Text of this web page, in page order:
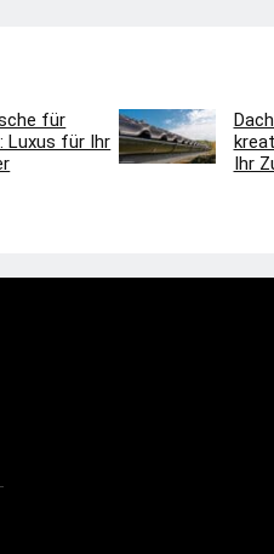
für
Luxus für Ihr
Ihr